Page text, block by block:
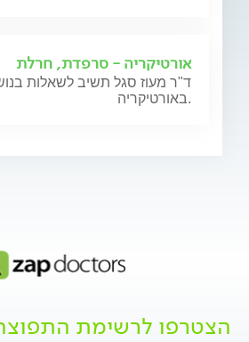
אורטיקריה - סרפדת, חרלת
ד"ר מעוז סגל תשיב לשאלות
באורטיקריה.
הצטרפו לרשימת